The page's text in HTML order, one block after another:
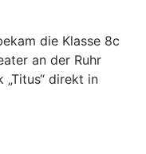
die Klasse 8c
an der Ruhr
direkt in